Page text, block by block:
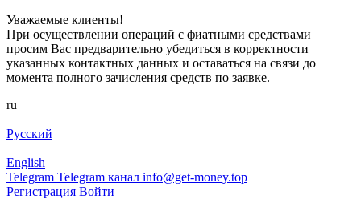
Уважаемые клиенты!
При осуществлении операций с фиатными средствами
просим Вас предварительно убедиться в корректности
указанных контактных данных и оставаться на связи до
момента полного зачисления средств по заявке.
ru
Русский
English
Telegram Telegram канал info@get-money.top
Регистрация Войти